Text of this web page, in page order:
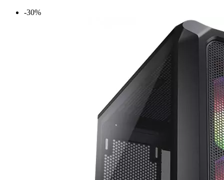
-30%